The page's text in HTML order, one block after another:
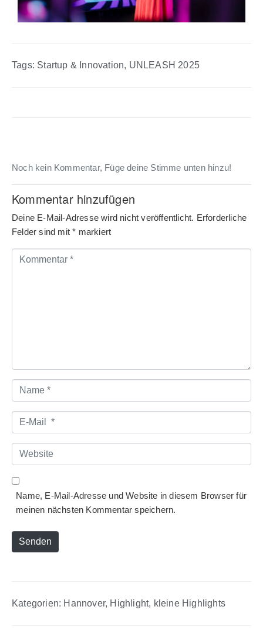
Tags: Startup & Innovation, UNLEASH 2025
Noch kein Kommentar, Füge deine Stimme unten hinzu!
Kommentar hinzufügen
Deine E-Mail-Adresse wird nicht veröffentlicht. Erforderliche
Felder sind mit* markiert
Kommentar
Name
*
E-
Mail
*Website
Name, E-Mail-Adresse und Website in diesem Browser für
meinen nächsten Kommentar speichern.
Senden
Kategorien: Hannover, Highlight, kleine Highlights